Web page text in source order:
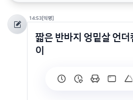
14:53[익명]
짧은 반바지 엉밑살 언
이